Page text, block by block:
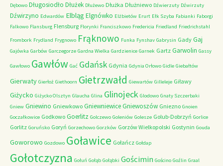
Dębowo Długosiodło Dłużek Dłużewo Dłużka Dłużniewo Dźwierzuty Dźwirzuty
Dźwirzyno Edwardów Elbląg Elgnówko Elżbietów Erurt Ełk Szyba Fabianki Faborgi
Falkowo Flansburg Flensburg Florynki Franciszkowo Fredericia Friedland Friedrichstahl
Frombork Frydland Frygnowo Frąknowo Funka Fynshav Gabrysin Gady Gaj
Gajówka Garbów Garczegorze Gardna Wielka Gardzienice Garnek Gartz Garwolin Gassy
Gawłowo Gawłów Gać Gdańsk Gdynia Gdynia Orłowo Gidle Giebałtów
Gierwaty Gierłoż Giethoorn Gietrzwałd Giewartów Gilleleje Giławy
Giżycko Giżycko Olsztyn Glaucha Glina Glinojeck Glodowo Gnaty Szczerbaki
Gniew Gniewino Gniewkowo GniewniewiceGniewoszów Gniezno Gnoien
Goczałkowice Godkowo Goerlitz Golczewo Goleniów Golesze Golub-Dobrzyń Gorlice
Gorlitz Goruńsko Goryń Gorzechowo Gorzków Gorzów Wielkopolski Gostynin Gouda
Goworowo Gozdowo Goławice Gołańcz Gołdap
Gołotczyzna Gołuń Gołąb Gołąbki Gościmin Gościno Goźlin Graal